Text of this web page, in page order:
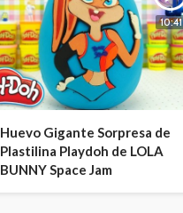
10:41
Huevo Gigante Sorpresa de
Plastilina Playdoh de LOLA
BUNNY Space Jam